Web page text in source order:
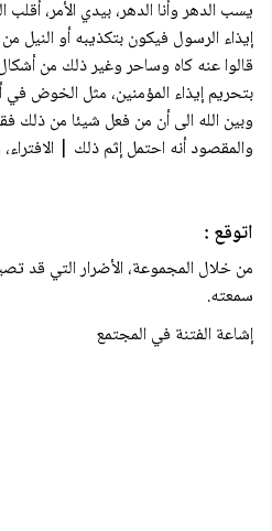
يسب الدهر وأنا الدهر، بيدي الأمر، أقلب
إيذاء الرسول فيكون بتكذيبه أو النيل
قالوا عنه کاه وساحر وغير ذلك من
بتحريم إيذاء المؤمنين، مثل الخوض
وبين الله الى أن من فعل شيئا من ذلك
والمقصود أنه احتمل إثم ذلك |
اتوقع :
من خلال المجموعة، الأضرار التي قد
سمعته.
إشاعة الفتنة في المجتمع